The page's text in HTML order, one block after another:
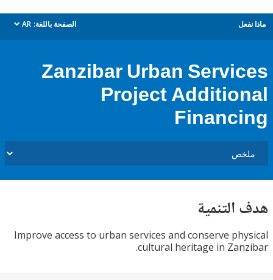
الصفحة باللغة: AR
dropdown
Zanzibar Urban
Project
Improve access to urban services and conserve
cultural heritage in